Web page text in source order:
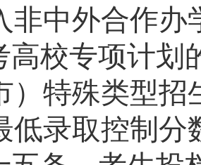
非中外合作办
高校专项计划
）特殊类型招
低录取控制分